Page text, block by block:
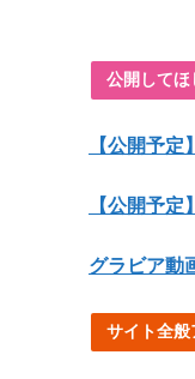
公開してほ
【公開予
【公開予
グラビア動
サイト全般